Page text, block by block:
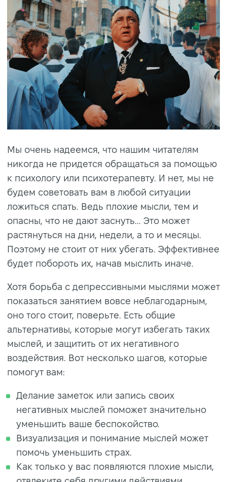
Мы очень надеемся, что нашим читателям
никогда не придется обращаться за помощью
к психологу или психотерапевту. И нет, мы не
будем советовать вам в любой ситуации
ложиться спать. Ведь плохие мысли, тем и
опасны, что не дают заснуть... Это может
растянуться на дни, недели, а то и месяцы.
Поэтому не стоит от них убегать. Эффективнее
будет побороть их, начав мыслить иначе.
Хотя борьба с депрессивными мыслями может
показаться занятием вовсе неблагодарным,
оно того стоит, поверьте. Есть общие
альтернативы, которые могут избегать таких
мыслей, и защитить от их негативного
воздействия. Вот несколько шагов, которые
помогут вам:
Делание заметок или запись своих
негативных мыслей поможет значительно
уменьшить ваше беспокойство.
Визуализация и понимание мыслей может
помочь уменьшить страх.
Как только у вас появляются плохие мысли,